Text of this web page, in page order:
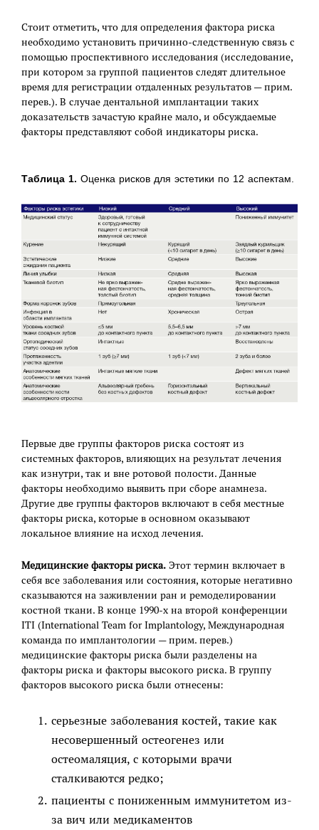
Стоит отметить, что для определения фактора риска
необходимо установить причинно-следственную связь с
помощью проспективного исследования (исследование,
при котором за группой пациентов следят длительное
время для регистрации отдаленных результатов — прим.
перев.). В случае дентальной имплантации таких
доказательств зачастую крайне мало, и обсуждаемые
факторы представляют собой индикаторы риска.
Таблица 1. Оценка рисков для эстетики по 12 аспектам.
Первые две группы факторов риска состоят из
системных факторов, влияющих на результат лечения
как изнутри, так и вне ротовой полости. Данные
факторы необходимо выявить при сборе анамнеза.
Другие две группы факторов включают в себя местные
факторы риска, которые в основном оказывают
локальное влияние на исход лечения.
Медицинские факторы риска. Этот термин включает в
себя все заболевания или состояния, которые негативно
сказываются на заживлении ран и ремоделировании
костной ткани. В конце 1990-х на второй конференции
ITI (International Team for Implantology, Международная
команда по имплантологии — прим. перев.)
медицинские факторы риска были разделены на
факторы риска и факторы высокого риска. В группу
факторов высокого риска были отнесены:
серьезные заболевания костей, такие как
несовершенный остеогенез или
остеомаляция, с которыми врачи
сталкиваются редко;
пациенты с пониженным иммунитетом из-
за вич или медикаментов